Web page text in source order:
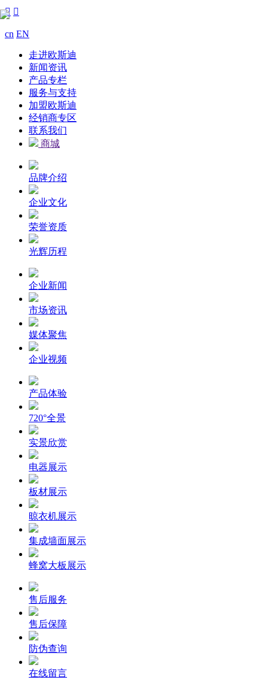
 
cn EN
走进欧斯迪
新闻资讯
产品专栏
服务与支持
加盟欧斯迪
经销商专区
联系我们
商城
品牌介绍
企业文化
荣誉资质
光辉历程
企业新闻
市场资讯
媒体聚焦
企业视频
产品体验
720°全景
实景欣赏
电器展示
板材展示
晾衣机展示
集成墙面展示
蜂窝大板展示
售后服务
售后保障
防伪查询
在线留言